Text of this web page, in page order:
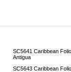
SC5641 Caribbean
Antigua
SC5643 Caribbean